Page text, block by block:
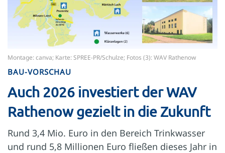
Montage: canva; Karte: SPREE-PR/Schulze; Fotos (3): WAV Rathenow
BAU-VORSCHAU
Auch 2026 investiert der WAV
Rathenow gezielt in die Zukunft
Rund 3,4 Mio. Euro in den Bereich Trinkwasser
und rund 5,8 Millionen Euro fließen dieses Jahr in